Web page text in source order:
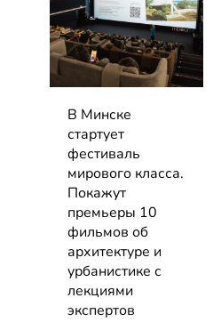
В Минске
стартует
фестиваль
мирового класса.
Покажут
премьеры 10
фильмов об
архитектуре и
урбанистике с
лекциями
экспертов